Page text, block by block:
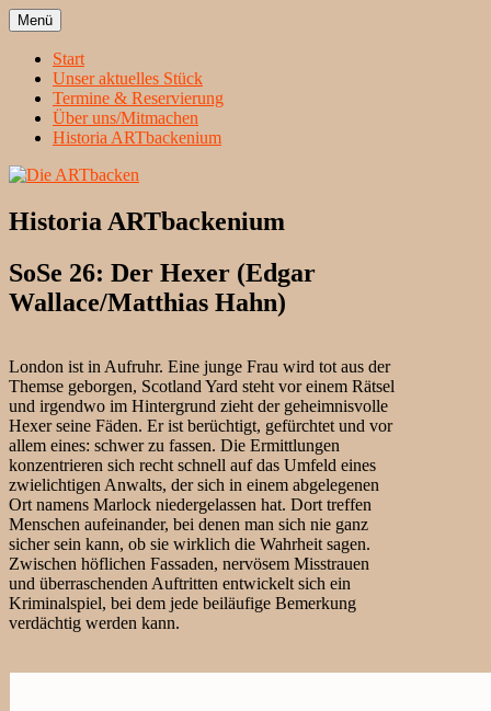
Zum
Inhalt
springen
Die ARTbacken
Menü
Start
Unser aktuelles Stück
Termine & Reservierung
Über uns/Mitmachen
Historia ARTbackenium
Historia ARTbackenium
SoSe 26: Der Hexer (Edgar
Wallace/Matthias Hahn)
London ist in Aufruhr. Eine junge Frau wird tot aus der
Themse geborgen, Scotland Yard steht vor einem Rätsel
und irgendwo im Hintergrund zieht der geheimnisvolle
Hexer seine Fäden. Er ist berüchtigt, gefürchtet und vor
allem eines: schwer zu fassen. Die Ermittlungen
konzentrieren sich recht schnell auf das Umfeld eines
zwielichtigen Anwalts, der sich in einem abgelegenen
Ort namens Marlock niedergelassen hat. Dort treffen
Menschen aufeinander, bei denen man sich nie ganz
sicher sein kann, ob sie wirklich die Wahrheit sagen.
Zwischen höflichen Fassaden, nervösem Misstrauen
und überraschenden Auftritten entwickelt sich ein
Kriminalspiel, bei dem jede beiläufige Bemerkung
verdächtig werden kann.